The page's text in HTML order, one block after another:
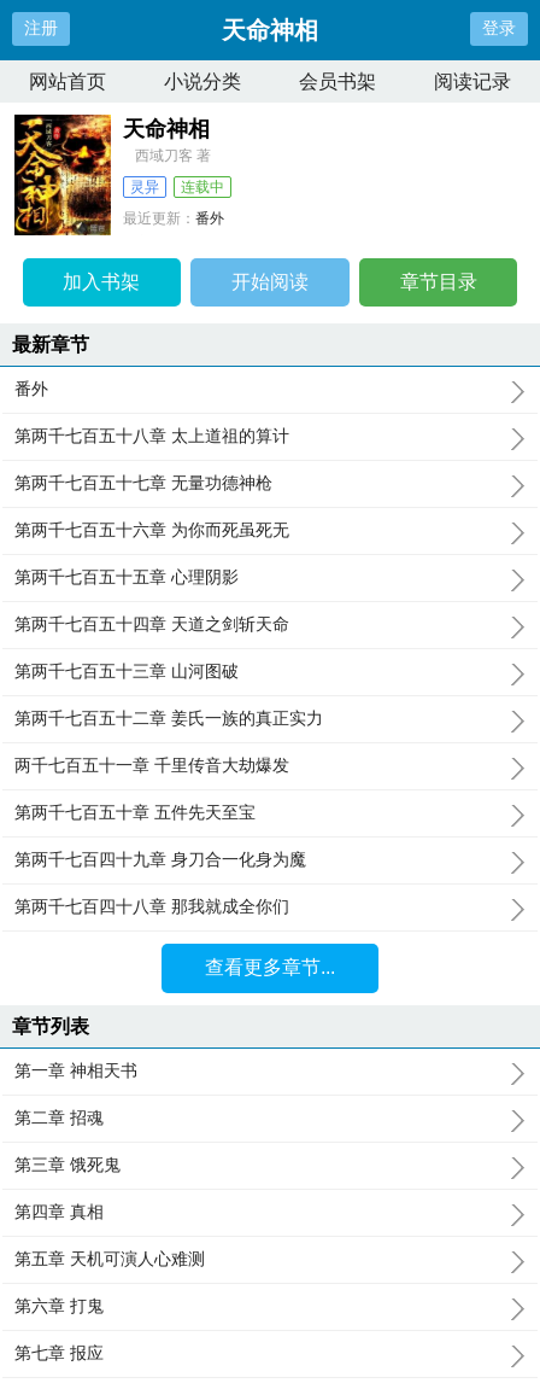
注册 天命神相 登录
网站首页 小说分类 会员书架 阅读记录
天命神相
西域刀客 著
灵异
连载中
最近更新：番外
加入书架 开始阅读 章节目录
最新章节
番外
第两千七百五十八章 太上道祖的算计
第两千七百五十七章 无量功德神枪
第两千七百五十六章 为你而死虽死无
第两千七百五十五章 心理阴影
第两千七百五十四章 天道之剑斩天命
第两千七百五十三章 山河图破
第两千七百五十二章 姜氏一族的真正实力
两千七百五十一章 千里传音大劫爆发
第两千七百五十章 五件先天至宝
第两千七百四十九章 身刀合一化身为魔
第两千七百四十八章 那我就成全你们
查看更多章节...
章节列表
第一章 神相天书
第二章 招魂
第三章 饿死鬼
第四章 真相
第五章 天机可演人心难测
第六章 打鬼
第七章 报应